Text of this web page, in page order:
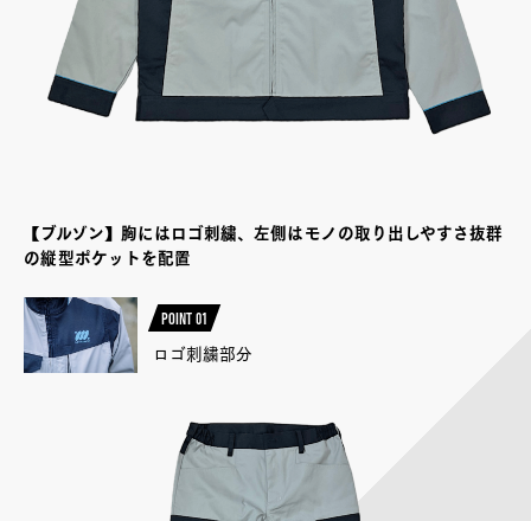
【ブルゾン】胸にはロゴ刺繍、左側はモノの取り出しやすさ抜群
の縦型ポケットを配置
POINT 01
ロゴ刺繍部分